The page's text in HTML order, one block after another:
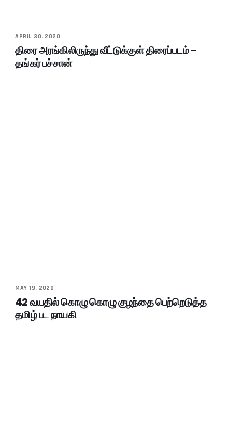
APRIL 30, 2020
திரை அரங்கிலிருந்து வீட்டுக்குள் திரைப்படம் –
தங்கர் பச்சான்
MAY 19, 2020
42 வயதில் கொழு கொழு குழந்தை பெற்றெடுத்த
தமிழ் பட நாயகி